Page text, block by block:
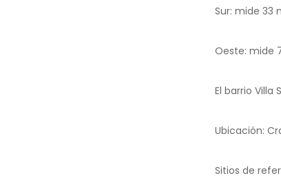
Sur: mide 33
Oeste: mide
El barrio
Ubicación:
Sitios de